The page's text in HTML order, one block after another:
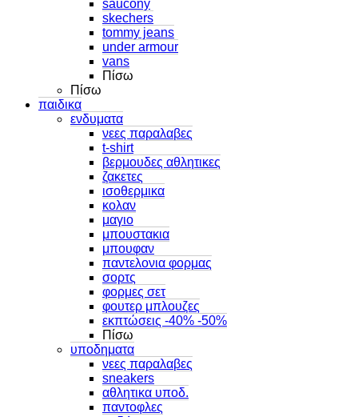
saucony
skechers
tommy jeans
under armour
vans
Πίσω
Πίσω
παιδικα
ενδυματα
νεες παραλαβες
t-shirt
βερμουδες αθλητικες
ζακετες
ισοθερμικα
κολαν
μαγιο
μπουστακια
μπουφαν
παντελονια φορμας
σορτς
φορμες σετ
φουτερ μπλουζες
εκπτώσεις -40% -50%
Πίσω
υποδηματα
νεες παραλαβες
sneakers
αθλητικα υποδ.
παντοφλες